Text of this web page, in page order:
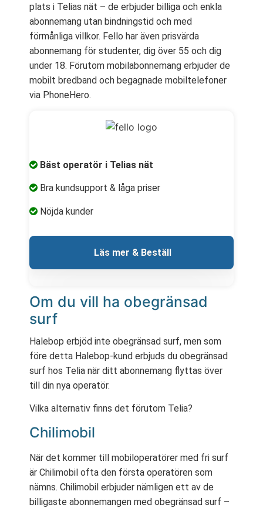
plats i Telias nät – de erbjuder billiga och enkla
abonnemang utan bindningstid och med
förmånliga villkor. Fello har även prisvärda
abonnemang för studenter, dig över 55 och dig
under 18. Förutom mobilabonnemang erbjuder de
mobilt bredband och begagnade mobiltelefoner
via PhoneHero.
Bäst operatör i Telias nät
Bra kundsupport & låga priser
Nöjda kunder
Läs mer & Beställ
Om du vill ha obegränsad
surf
Halebop erbjöd inte obegränsad surf, men som
före detta Halebop-kund erbjuds du obegränsad
surf hos Telia när ditt abonnemang flyttas över
till din nya operatör.
Vilka alternativ finns det förutom Telia?
Chilimobil
När det kommer till mobiloperatörer med fri surf
är Chilimobil ofta den första operatören som
nämns. Chilimobil erbjuder nämligen ett av de
billigaste abonnemangen med obegränsad surf –